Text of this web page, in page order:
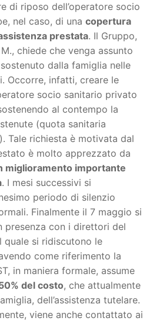
di riposo dell’operatore socio
nel caso, di una copertura
prestata. Il Gruppo,
chiede che venga assunto
dalla famiglia nelle
Occorre, infatti, creare le
socio sanitario privato
al contempo la
(quota sanitaria
Tale richiesta è motivata dal
è molto apprezzato da
miglioramento importante
. I mesi successivi si
periodo di silenzio
Finalmente il 7 maggio si
presenza con i direttori del
quale si ridiscutono le
come riferimento la
in maniera formale, assume
del costo, che attualmente
dell’assistenza tutelare.
viene anche contattato ai